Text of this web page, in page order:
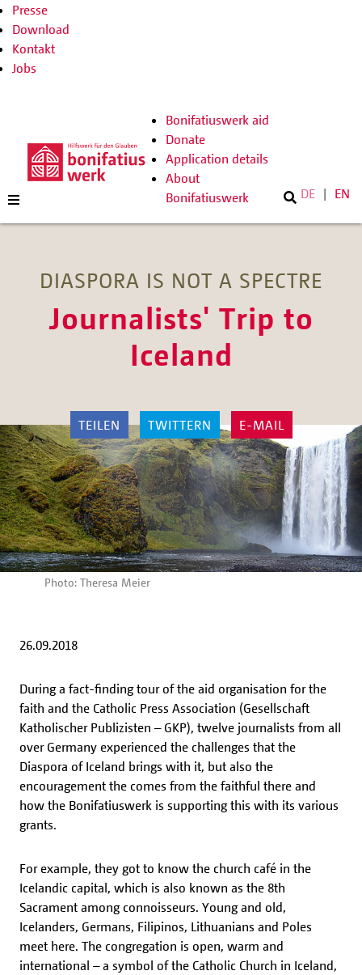
Presse
Download
Kontakt
Jobs
Bonifatiuswerk aid
Donate
Application details
About
Bonifatiuswerk
DE EN
DIASPORA IS NOT A SPECTRE
Journalists' Trip to
Iceland
TEILEN TWITTERN E-MAIL
Photo: Theresa Meier
26.09.2018
During a fact-finding tour of the aid organisation for the
faith and the Catholic Press Association (Gesellschaft
Katholischer Publizisten – GKP), twelve journalists from all
over Germany experienced the challenges that the
Diaspora of Iceland brings with it, but also the
encouragement the comes from the faithful there and
how the Bonifatiuswerk is supporting this with its various
grants.
For example, they got to know the church café in the
Icelandic capital, which is also known as the 8th
Sacrament among connoisseurs. Young and old,
Icelanders, Germans, Filipinos, Lithuanians and Poles
meet here. The congregation is open, warm and
international – a symbol of the Catholic Church in Iceland,